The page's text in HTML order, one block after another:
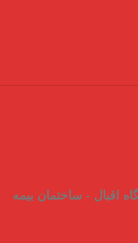
اقبال - ساختمان بیمه